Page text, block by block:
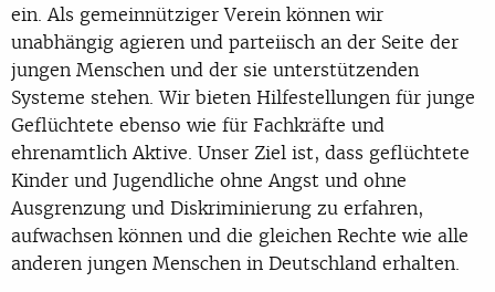
ein. Als gemeinnütziger Verein können wir
unabhängig agieren und parteiisch an der Seite der
jungen Menschen und der sie unterstützenden
Systeme stehen. Wir bieten Hilfestellungen für junge
Geflüchtete ebenso wie für Fachkräfte und
ehrenamtlich Aktive. Unser Ziel ist, dass geflüchtete
Kinder und Jugendliche ohne Angst und ohne
Ausgrenzung und Diskriminierung zu erfahren,
aufwachsen können und die gleichen Rechte wie alle
anderen jungen Menschen in Deutschland erhalten.